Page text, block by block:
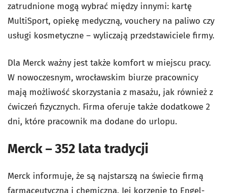
zatrudnione mogą wybrać między innymi: kartę
MultiSport, opiekę medyczną, vouchery na paliwo czy
usługi kosmetyczne – wyliczają przedstawiciele firmy.
Dla Merck ważny jest także komfort w miejscu pracy.
W nowoczesnym, wrocławskim biurze pracownicy
mają możliwość skorzystania z masażu, jak również z
ćwiczeń fizycznych. Firma oferuje także dodatkowe 2
dni, które pracownik ma dodane do urlopu.
Merck – 352 lata tradycji
Merck informuje, że są najstarszą na świecie firmą
farmaceutyczną i chemiczną. Jej korzenie to Engel-